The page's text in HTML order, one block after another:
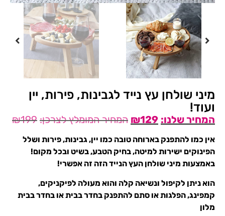
מיני שולחן עץ נייד לגבינות, פירות, יין
ועוד!
₪199 ₪129
אין כמו להתפנק בארוחה טובה כמו יין, גבינות, פירות ושלל
הפינוקים ישירות למיטה, בחיק הטבע, בשיט ובכל מקום!
באמצעות מיני שולחן העץ הנייד הזה זה אפשרי!
הוא ניתן לקיפול ונשיאה קלה והוא מעולה לפיקניקים,
קמפינג, הפלגות או סתם להתפנק בחדר בבית או בחדר בבית
מלון